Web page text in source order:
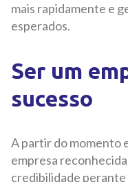
mais rapidamente e
esperados.
Ser um
sucesso
A partir do momento
empresa
credibilidade perante